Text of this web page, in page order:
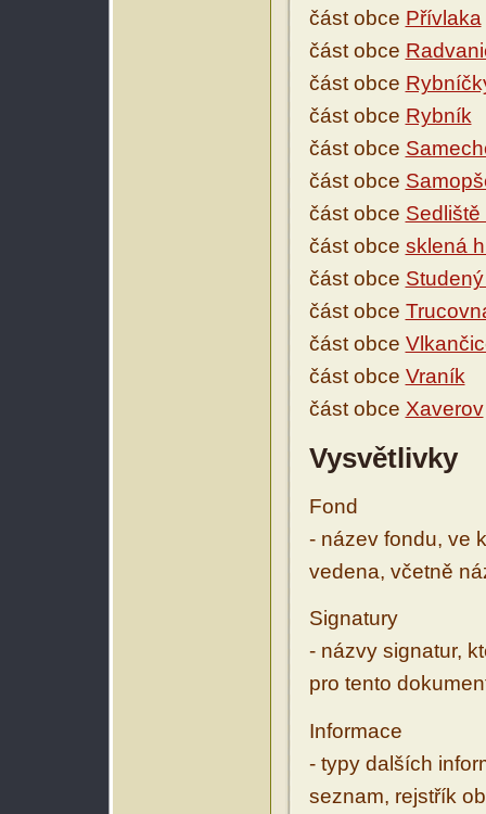
část obce Přívlaka
část obce
část obce
část obce Rybník
část obce
část obce
část obce
část obce sklená
část obce
část obce
část obce
část obce Vraník
část obce Xaverov
Vysvětlivky
Fond
- název fondu, ve
vedena, včetně
Signatury
- názvy signatur,
pro tento
Informace
- typy dalších
seznam, rejstřík